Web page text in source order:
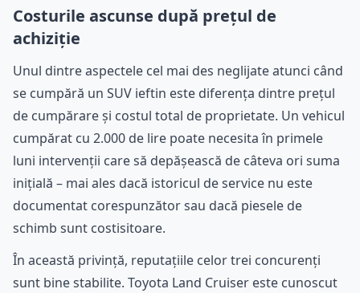
Costurile ascunse după prețul de
achiziție
Unul dintre aspectele cel mai des neglijate atunci când
se cumpără un SUV ieftin este diferența dintre prețul
de cumpărare și costul total de proprietate. Un vehicul
cumpărat cu 2.000 de lire poate necesita în primele
luni intervenții care să depășească de câteva ori suma
inițială – mai ales dacă istoricul de service nu este
documentat corespunzător sau dacă piesele de
schimb sunt costisitoare.
În această privință, reputațiile celor trei concurenți
sunt bine stabilite. Toyota Land Cruiser este cunoscut